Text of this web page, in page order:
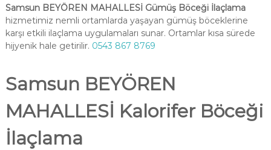
Samsun BEYÖREN MAHALLESİ Gümüş Böceği İlaçlama
hizmetimiz nemli ortamlarda yaşayan gümüş böceklerine
karşı etkili ilaçlama uygulamaları sunar. Ortamlar kısa sürede
hijyenik hale getirilir. 0543 867 8769
Samsun BEYÖREN
MAHALLESİ Kalorifer Böceği
İlaçlama